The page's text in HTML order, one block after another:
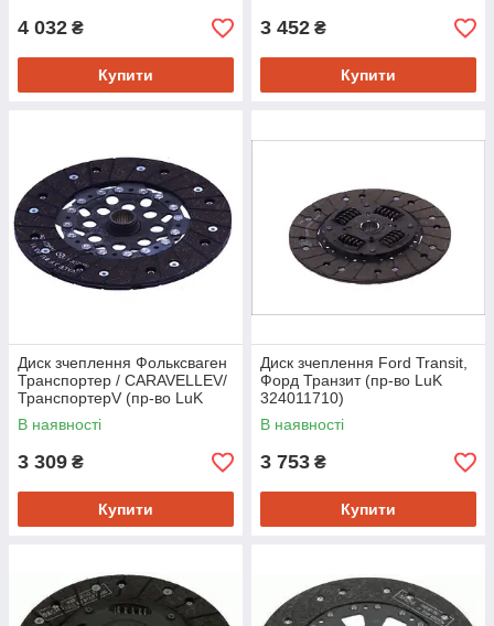
4 032 ₴
Купити
3 452 ₴
Купити
Диск зчеплення Фольксваген
Транспортер / CARAVELLEV/
ТранспортерV (пр-во LuK
322028110)
В наявності
3 309 ₴
Купити
Диск зчеплення Ford Transit,
Форд Транзит (пр-во LuK
324011710)
В наявності
3 753 ₴
Купити